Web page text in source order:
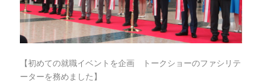
【初めての就職イベントを企画 トークショーのファシリテ
ーターを務めました】